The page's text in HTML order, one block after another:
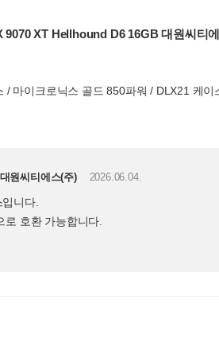
XT Hellhound D6 16GB 대원씨티
/ 마이크로닉스 골드 850파워 / DLX21 케이
대원씨티에스(주) 2026.06.04.
니다.
호환 가능합니다.